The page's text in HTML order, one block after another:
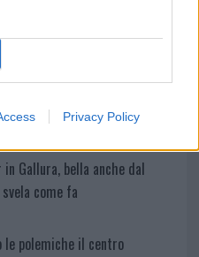
Privacy Policy
a Monti d’à rena
Gallura, bella anche dal
come fa
le polemiche il centro